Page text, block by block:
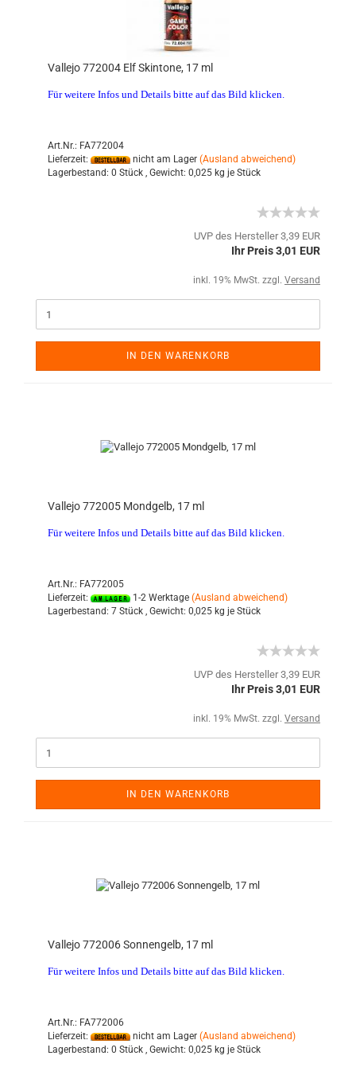
Vallejo 772004 Elf Skintone, 17 ml
Für weitere Infos und Details bitte auf das Bild klicken.
Art.Nr.: FA772004
Lieferzeit:
nicht am Lager (Ausland abweichend)
Lagerbestand: 0 Stück , Gewicht: 0,025 kg je Stück
UVP des Hersteller 3,39 EUR
Ihr Preis 3,01 EUR
inkl. 19% MwSt. zzgl. Versand
IN DEN WARENKORB
Vallejo 772005 Mondgelb, 17 ml
Für weitere Infos und Details bitte auf das Bild klicken.
Art.Nr.: FA772005
Lieferzeit:
1-2 Werktage (Ausland abweichend)
Lagerbestand: 7 Stück , Gewicht: 0,025 kg je Stück
UVP des Hersteller 3,39 EUR
Ihr Preis 3,01 EUR
inkl. 19% MwSt. zzgl. Versand
IN DEN WARENKORB
Vallejo 772006 Sonnengelb, 17 ml
Für weitere Infos und Details bitte auf das Bild klicken.
Art.Nr.: FA772006
Lieferzeit:
nicht am Lager (Ausland abweichend)
Lagerbestand: 0 Stück , Gewicht: 0,025 kg je Stück